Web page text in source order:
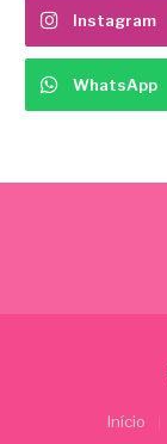
Instagram
WhatsApp
Início